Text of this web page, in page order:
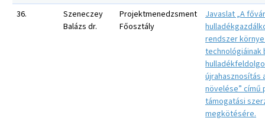
36.
Szeneczey
Balázs dr.
Projektmenedzsment
Főosztály
Javaslat „A
rendszer
technológiáinak
újrahasznosítás
növelése” című
támogatási
megkötésére.